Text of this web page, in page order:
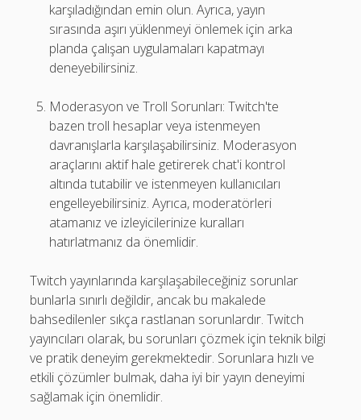
karşıladığından emin olun. Ayrıca, yayın
sırasında aşırı yüklenmeyi önlemek için arka
planda çalışan uygulamaları kapatmayı
deneyebilirsiniz.
Moderasyon ve Troll Sorunları: Twitch'te
bazen troll hesaplar veya istenmeyen
davranışlarla karşılaşabilirsiniz. Moderasyon
araçlarını aktif hale getirerek chat'i kontrol
altında tutabilir ve istenmeyen kullanıcıları
engelleyebilirsiniz. Ayrıca, moderatörleri
atamanız ve izleyicilerinize kuralları
hatırlatmanız da önemlidir.
Twitch yayınlarında karşılaşabileceğiniz sorunlar
bunlarla sınırlı değildir, ancak bu makalede
bahsedilenler sıkça rastlanan sorunlardır. Twitch
yayıncıları olarak, bu sorunları çözmek için teknik bilgi
ve pratik deneyim gerekmektedir. Sorunlara hızlı ve
etkili çözümler bulmak, daha iyi bir yayın deneyimi
sağlamak için önemlidir.